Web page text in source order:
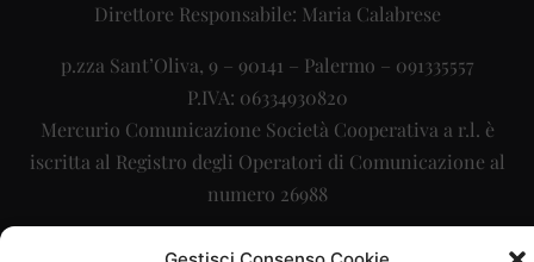
Direttore Responsabile: Maria Calabrese
p.zza Sant’Oliva, 9 – 90141 – Palermo – 091335557
P.IVA: 06334930820
Mercurio Comunicazione Società Cooperativa a r.l. è
iscritta al Registro degli Operatori di Comunicazione al
numero 26988